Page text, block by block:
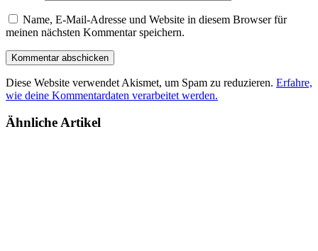
Name, E-Mail-Adresse und Website in diesem Browser für
meinen nächsten Kommentar speichern.
Diese Website verwendet Akismet, um Spam zu reduzieren. Erfahre,
wie deine Kommentardaten verarbeitet werden.
Ähnliche Artikel